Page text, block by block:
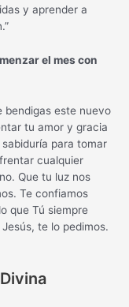
y aprender a
el mes con
bendigas este nuevo
tu amor y gracia
para tomar
cualquier
Que tu luz nos
Te confiamos
que Tú siempre
te lo pedimos.